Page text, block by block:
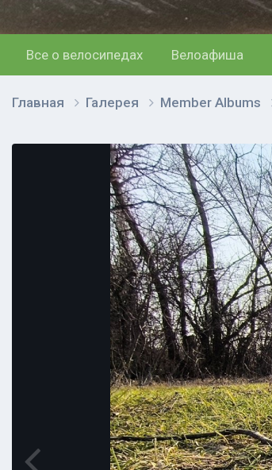
Все о велосипедах Велоафиша
Главная Галерея Member Albums